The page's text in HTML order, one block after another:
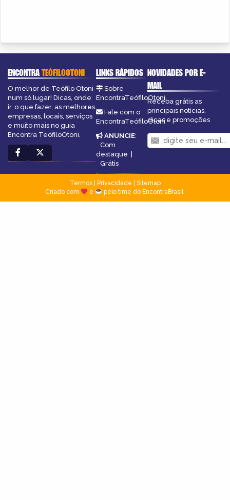
ENCONTRATEÓFILOOTONI
O melhor de Teófilo Otoni
num só lugar! Dicas, onde
ir, o que fazer, as melhores
empresas, locais, serviços
e muito mais no guia
Encontra TeófiloOtoni.
LINKS RÁPIDOS
Sobre
EncontraTeófiloOtoni
Fale com o
EncontraTeófiloOtoni
ANUNCIE:
Com
destaque
Grátis
NOVIDADES POR E-
MAIL
Receba grátis as
principais notícias,
dicas e promoções
Termos| Privacidade
Sitemap
Criado com
e pelo time do EncontraBrasil